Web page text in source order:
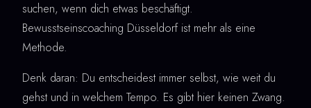
suchen, wenn dich etwas beschäftigt.
Bewusstseinscoaching Düsseldorf ist mehr als eine
Methode.
Denk daran: Du entscheidest immer selbst, wie weit du
gehst und in welchem Tempo. Es gibt hier keinen Zwang.